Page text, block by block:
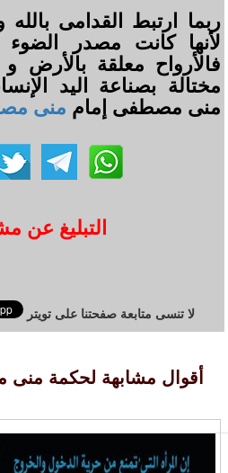
ربما ارتبط القدامى بالله
لأنها كانت مصدر الضوء
فالأرواح معلقة بالأرض و
مختالة بصناعة اليد
منى مصطفى إمام منى
التبليغ عن
لا تنسى متابعة صفحتنا على تويتر
أقوال مشابهة لحكمة